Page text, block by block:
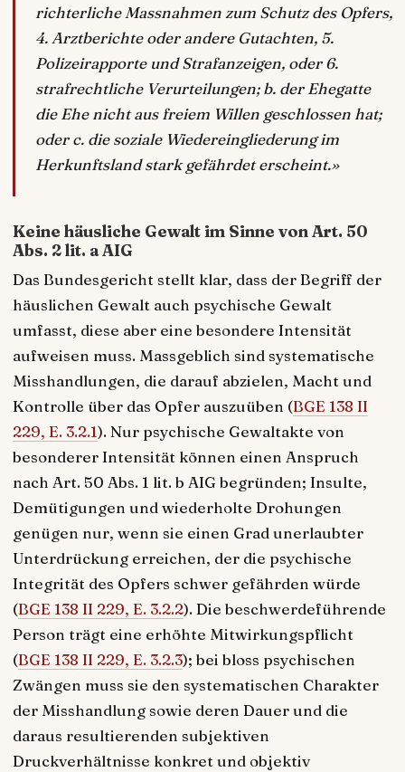
richterliche Massnahmen zum Schutz des Opfers,
4. Arztberichte oder andere Gutachten, 5.
Polizeirapporte und Strafanzeigen, oder 6.
strafrechtliche Verurteilungen; b. der Ehegatte
die Ehe nicht aus freiem Willen geschlossen hat;
oder c. die soziale Wiedereingliederung im
Herkunftsland stark gefährdet erscheint.»
Keine häusliche Gewalt im Sinne von Art. 50
Abs. 2 lit. a AIG
Das Bundesgericht stellt klar, dass der Begriff der
häuslichen Gewalt auch psychische Gewalt
umfasst, diese aber eine besondere Intensität
aufweisen muss. Massgeblich sind systematische
Misshandlungen, die darauf abzielen, Macht und
Kontrolle über das Opfer auszuüben (BGE 138 II
229, E. 3.2.1). Nur psychische Gewaltakte von
besonderer Intensität können einen Anspruch
nach Art. 50 Abs. 1 lit. b AIG begründen; Insulte,
Demütigungen und wiederholte Drohungen
genügen nur, wenn sie einen Grad unerlaubter
Unterdrückung erreichen, der die psychische
Integrität des Opfers schwer gefährden würde
(BGE 138 II 229, E. 3.2.2). Die beschwerdeführende
Person trägt eine erhöhte Mitwirkungspflicht
(BGE 138 II 229, E. 3.2.3); bei bloss psychischen
Zwängen muss sie den systematischen Charakter
der Misshandlung sowie deren Dauer und die
daraus resultierenden subjektiven
Druckverhältnisse konkret und objektiv